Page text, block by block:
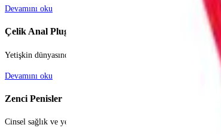
Devamını oku
Çelik Anal Pluglar
Yetişkin dünyasında hem estetik görünümü hem de benzersiz
Devamını oku
Zenci Penisler
Cinsel sağlık ve yetişkin oyuncakları sektörü, bireylerin ve